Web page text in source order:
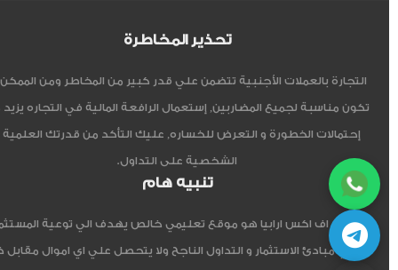
تحذير المخاطرة
التجارة بالعملات الأجنبية تتضمن علي قدر كبير من المخاطر ومن الممكن
تكون مناسبة لجميع المضاربين, إستعمال الرافعة المالية في التجاره
إحتمالات الخطورة و التعرض للخساره, عليك التأكد من قدرتك العلمية
الشخصية على التداول.
تنبيه هام
موقع اف اكس ارابيا هو موقع تعليمي خالص يهدف الي توعية
العربي مبادئ الاستثمار و التداول الناجح ولا يتحصل علي اي اموال مقابل